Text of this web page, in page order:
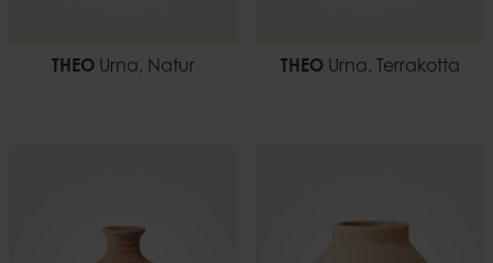
THEO Urna, Natur THEOUrna, Terrakotta